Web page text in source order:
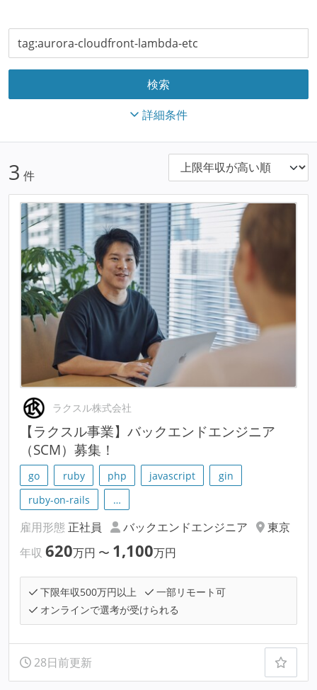
詳細条件
3 件
ラクスル株式会社
【ラクスル事業】バックエンドエンジニア
（SCM）募集！
go ruby php javascript
gin
ruby-on-rails
…
雇用形態 正社員 バックエンドエンジニア
東京
年収 620万円 〜 1,100万円
下限年収500万円以上
一部リモート可
オンラインで選考が受けられる
28日前更新